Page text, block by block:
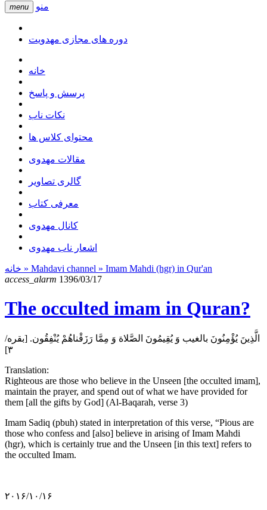
menu منو
دوره های مجازی مهدویت
خانه
پرسش و پاسخ
نکات ناب
محتوای کلاس ها
مقالات مهدوی
گالری تصاویر
معرفی کتاب
کانال مهدوی
اشعار ناب مهدوی
» Mahdavi channel » Imam Mahdi (hgr) in Qur'an
access_alarm 1396/03/17
The occulted imam in Quran?
الَّذِينَ يُؤْمِنُونَ بالغیب وَ يُقِيمُونَ الصَّلاة وَ مِمَّا رَزَقْناهُمْ يُنْفِقُون. [بقره/
۳]
Translation:
Righteous are those who believe in the Unseen [the occulted imam],
maintain the prayer, and spend out of what we have provided for
them [all the gifts by God] (Al-Baqarah, verse 3)
Imam Sadiq (pbuh) stated in interpretation of this verse, “Pious are
those who confess and [also] believe in arising of Imam Mahdi
(hgr), which is certainly true and the Unseen [in this text] refers to
the occulted Imam.
۲۰۱۶/۱۰/۱۶